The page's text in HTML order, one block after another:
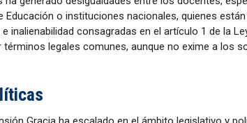
o instituciones nacionales, quienes
inalienabilidad consagradas en el artículo 1 de la
legales comunes, aunque no exime a los